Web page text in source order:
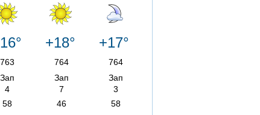
+18° +17°
763 764 764
Зап Зап Зап
4 7 3
58 46 58